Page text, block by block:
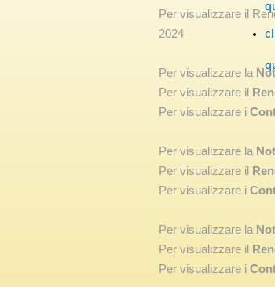
Per visualizzare il
2024
Per visualizzare la
Per visualizzare il
Per visualizzare i
Per visualizzare la
Per visualizzare il
Per visualizzare i
Per visualizzare la
Per visualizzare il
Per visualizzare i